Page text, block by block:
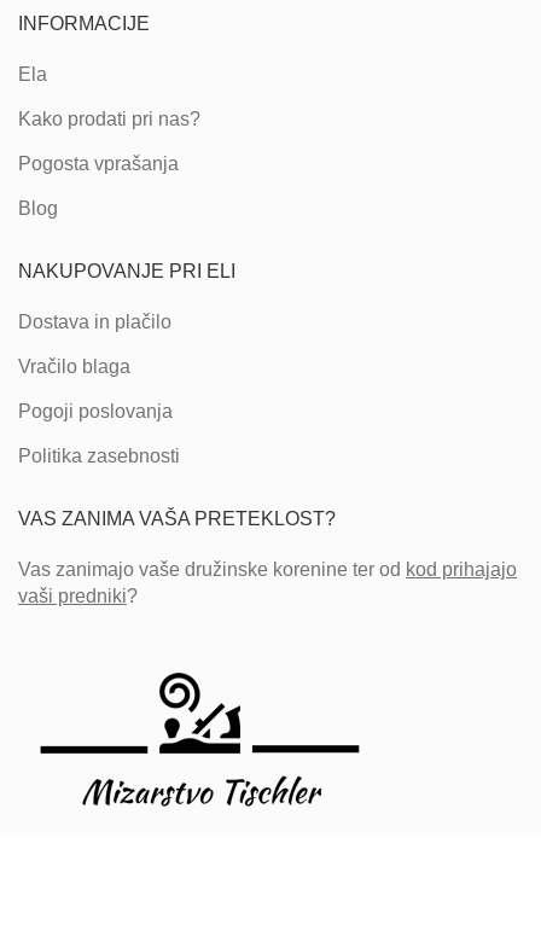
INFORMACIJE
Ela
Kako prodati pri nas?
Pogosta vprašanja
Blog
NAKUPOVANJE PRI ELI
Dostava in plačilo
Vračilo blaga
Pogoji poslovanja
Politika zasebnosti
VAS ZANIMA VAŠA PRETEKLOST?
Vas zanimajo vaše družinske korenine ter od kod prihajajo
vaši predniki?